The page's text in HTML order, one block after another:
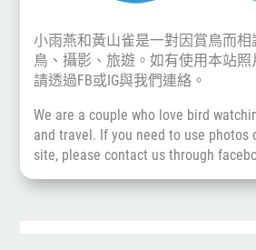
小雨燕和黃山雀是一對因賞鳥而
鳥、攝影、旅遊。如有使用本站照
請透過FB或IG與我們連絡。
We are a couple who love bird
and travel. If you need to use photos
site, please contact us through